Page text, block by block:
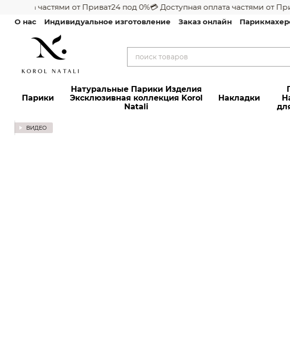
Перейти к основному контенту
частями от Приват24 под 0%💳 Доступная оплата частями от
О нас
Индивидуальное изготовление Заказ онлайн
Алопеция и Химиотерапия
Политика конфиденциальности
Акции
Парики
Натуральные Парики Изделия
Эксклюзивная коллекция Korol
Natali
Накладки
ВИДЕО